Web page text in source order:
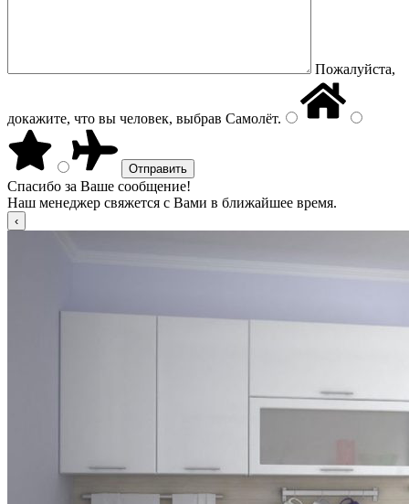
Пожалуйста,
докажите, что вы человек, выбрав Самолёт.
Спасибо за Ваше сообщение!
Наш менеджер свяжется с Вами в ближайшее время.